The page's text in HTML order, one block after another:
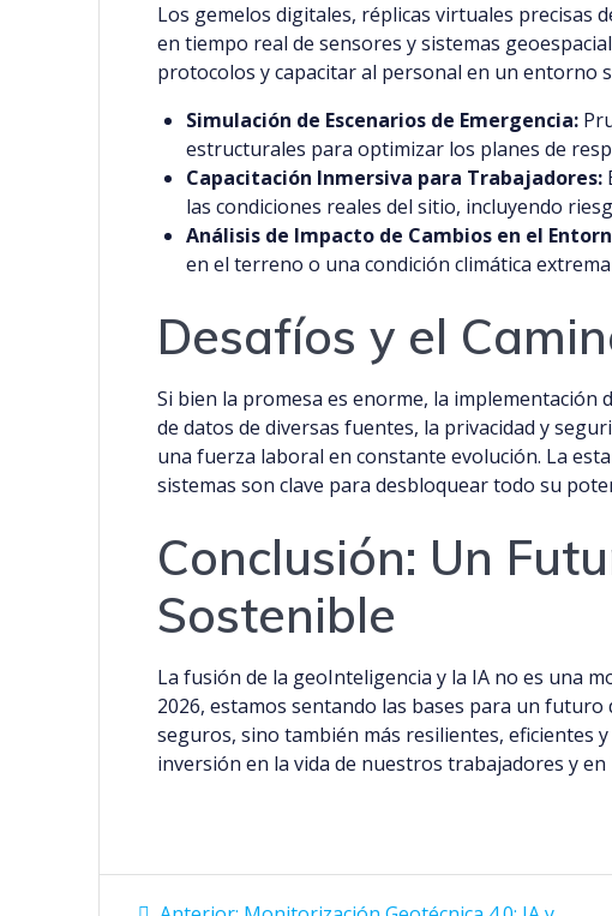
Los gemelos digitales, réplicas virtuales precisas
en tiempo real de sensores y sistemas
protocolos y capacitar al personal en un entorno
Simulación de Escenarios de Emergencia:
estructurales para optimizar los planes de
Capacitación Inmersiva para Trabajadores:
las condiciones reales del sitio, incluyendo
Análisis de Impacto de Cambios en el
en el terreno o una condición climática
Desafíos y el
Si bien la promesa es enorme, la
de datos de diversas fuentes, la privacidad y
una fuerza laboral en constante evolución. La
sistemas son clave para desbloquear todo su
Conclusión: Un
Sostenible
La fusión de la geoInteligencia y la IA no es una
2026, estamos sentando las bases para un
seguros, sino también más resilientes, eficientes
inversión en la vida de nuestros trabajadores y